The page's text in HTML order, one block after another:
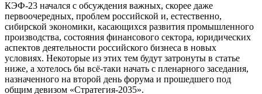
КЭФ-23 начался с обсуждения важных, скорее даже
первоочередных, проблем российской и, естественно,
сибирской экономики, касающихся развития промышленного
производства, состояния финансового сектора, юридических
аспектов деятельности российского бизнеса в новых
условиях. Некоторые из этих тем будут затронуты в статье
ниже, а хотелось бы всё-таки начать с пленарного заседания,
назначенного на второй день форума и прошедшего под
общим девизом «Стратегия-2035».